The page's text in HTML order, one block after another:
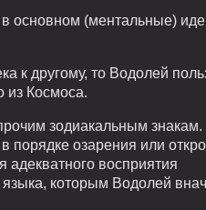
основном (ментальные)
к другому, то Водолей
из Космоса.
зодиакальным
озарения или
восприятия
языка, которым Водолей